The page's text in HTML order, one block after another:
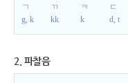
ㄱ
g, k
ㄲ
kk
ㅋ
k
ㄷ
d, t
2. 파찰음